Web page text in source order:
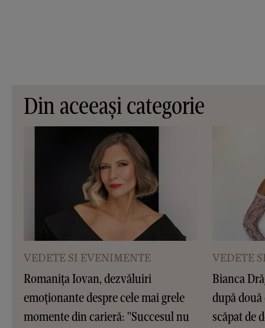
Din aceeași categorie
VEDETE SI EVENIMENTE
Romanița Iovan, dezvăluiri
emoționante despre cele mai grele
momente din carieră: "Succesul nu
VEDETE
Bianca
după
scăpat de